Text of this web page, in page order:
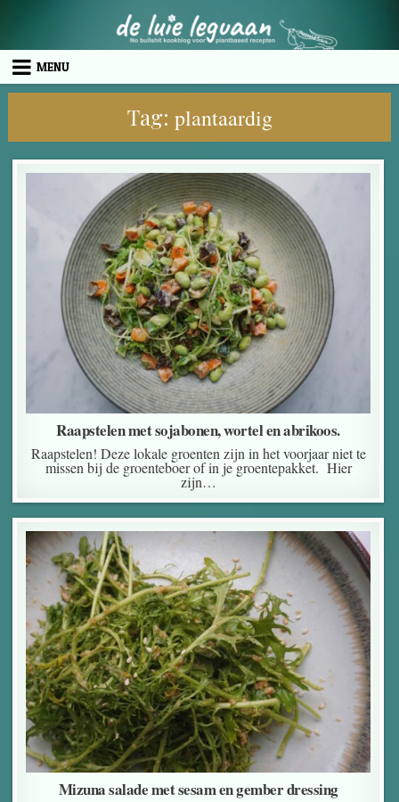
MENU
Tag: plantaardig
Raapstelen met sojabonen, wortel en abrikoos.
Raapstelen! Deze lokale groenten zijn in het voorjaar niet te
missen bij de groenteboer of in je groentepakket. Hier
zijn…
Mizuna salade met sesam en gember dressing